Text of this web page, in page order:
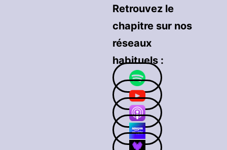
Retrouvez le
chapitre sur nos
réseaux
habituels :